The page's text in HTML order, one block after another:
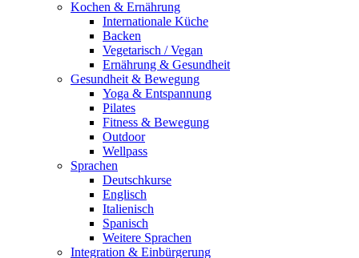
Kochen & Ernährung
Internationale Küche
Backen
Vegetarisch / Vegan
Ernährung & Gesundheit
Gesundheit & Bewegung
Yoga & Entspannung
Pilates
Fitness & Bewegung
Outdoor
Wellpass
Sprachen
Deutschkurse
Englisch
Italienisch
Spanisch
Weitere Sprachen
Integration & Einbürgerung